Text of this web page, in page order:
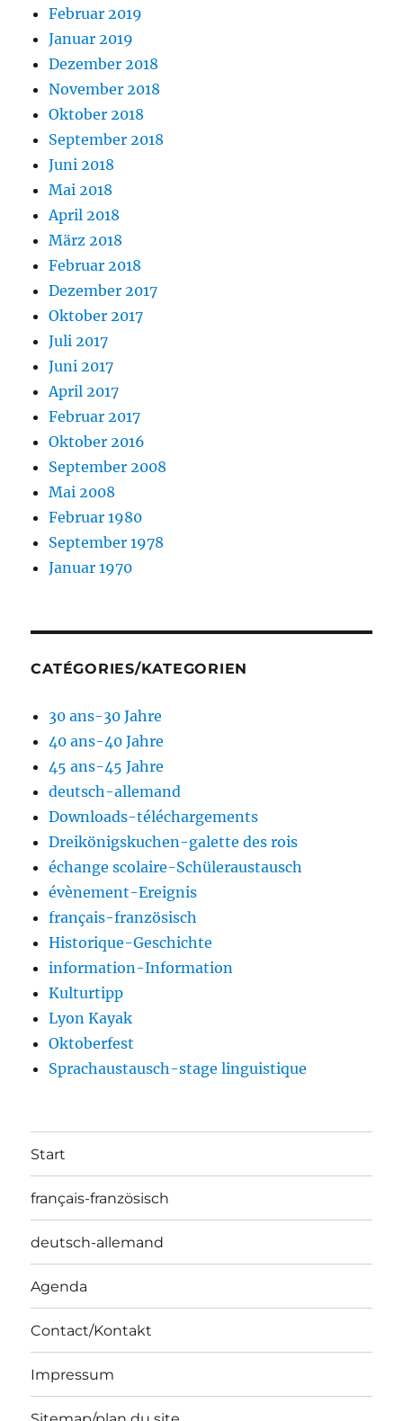
Februar 2019
Januar 2019
Dezember 2018
November 2018
Oktober 2018
September 2018
Juni 2018
Mai 2018
April 2018
März 2018
Februar 2018
Dezember 2017
Oktober 2017
Juli 2017
Juni 2017
April 2017
Februar 2017
Oktober 2016
September 2008
Mai 2008
Februar 1980
September 1978
Januar 1970
CATÉGORIES/KATEGORIEN
30 ans-30 Jahre
40 ans-40 Jahre
45 ans-45 Jahre
deutsch-allemand
Downloads-téléchargements
Dreikönigskuchen-galette des rois
échange scolaire-Schüleraustausch
évènement-Ereignis
français-französisch
Historique-Geschichte
information-Information
Kulturtipp
Lyon Kayak
Oktoberfest
Sprachaustausch-stage linguistique
Start
français-französisch
deutsch-allemand
Agenda
Contact/Kontakt
Impressum